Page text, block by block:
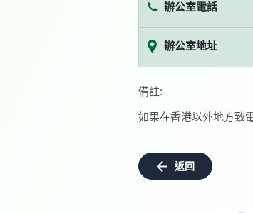
辦公室電話
辦公室地址
備註:
如果在香港以外地方致
返回